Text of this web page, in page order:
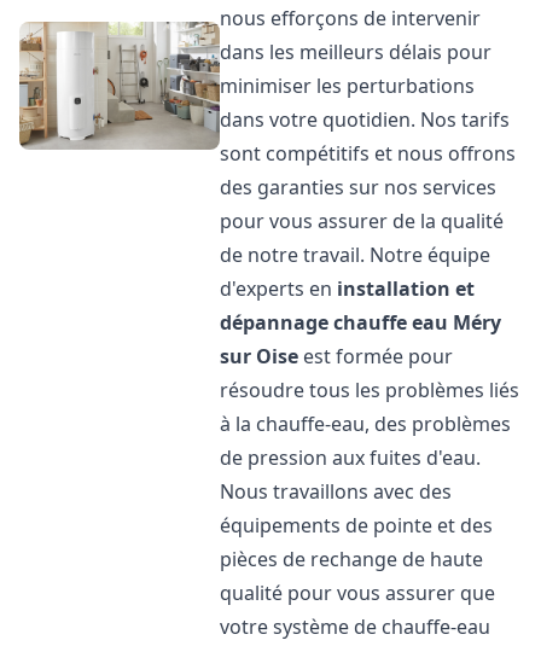
nous efforçons de intervenir
dans les meilleurs délais pour
minimiser les perturbations
dans votre quotidien. Nos tarifs
sont compétitifs et nous offrons
des garanties sur nos services
pour vous assurer de la qualité
de notre travail. Notre équipe
d'experts en installation et
dépannage chauffe eau Méry
sur Oise est formée pour
résoudre tous les problèmes liés
à la chauffe-eau, des problèmes
de pression aux fuites d'eau.
Nous travaillons avec des
équipements de pointe et des
pièces de rechange de haute
qualité pour vous assurer que
votre système de chauffe-eau